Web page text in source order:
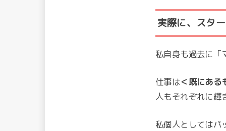
実際に、 スタ
私自身も過去に「
仕事は＜既にある
人もそれぞれに輝
私個人としてはパ